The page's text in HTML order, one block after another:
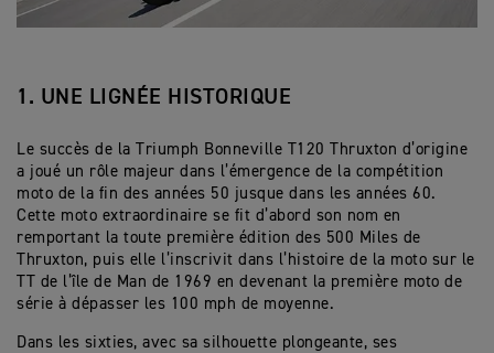
1. UNE LIGNÉE HISTORIQUE
Le succès de la Triumph Bonneville T120 Thruxton d’origine
a joué un rôle majeur dans l’émergence de la compétition
moto de la fin des années 50 jusque dans les années 60.
Cette moto extraordinaire se fit d’abord son nom en
remportant la toute première édition des 500 Miles de
Thruxton, puis elle l’inscrivit dans l’histoire de la moto sur le
TT de l’île de Man de 1969 en devenant la première moto de
série à dépasser les 100 mph de moyenne.
Dans les sixties, avec sa silhouette plongeante, ses